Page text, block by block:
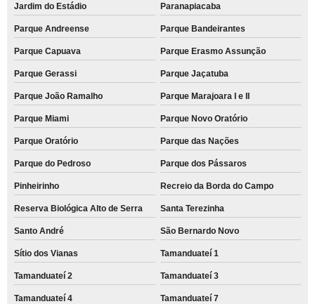
Jardim do Estádio Paranapiacaba
Parque Andreense Parque Bandeirantes
Parque Capuava Parque Erasmo Assunção
Parque Gerassi Parque Jaçatuba
Parque João Ramalho Parque Marajoara I e II
Parque Miami Parque Novo Oratório
Parque Oratório Parque das Nações
Parque do Pedroso Parque dos Pássaros
Pinheirinho Recreio da Borda do Campo
Reserva Biológica Alto de Serra Santa Terezinha
Santo André São Bernardo Novo
Sítio dos Vianas Tamanduateí 1
Tamanduateí 2 Tamanduateí 3
Tamanduateí 4 Tamanduateí 7